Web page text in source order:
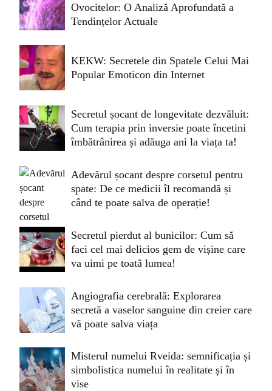
Ovocitelor: O Analiză Aprofundată a
Tendințelor Actuale
KEKW: Secretele din Spatele Celui Mai
Popular Emoticon din Internet
Secretul șocant de longevitate dezvăluit:
Cum terapia prin inversie poate încetini
îmbătrânirea și adăuga ani la viața ta!
Adevărul șocant despre corsetul pentru
spate: De ce medicii îl recomandă și
când te poate salva de operație!
Secretul pierdut al bunicilor: Cum să
faci cel mai delicios gem de vișine care
va uimi pe toată lumea!
Angiografia cerebrală: Explorarea
secretă a vaselor sanguine din creier care
vă poate salva viața
Misterul numelui Rveida: semnificația și
simbolistica numelui în realitate și în
vise